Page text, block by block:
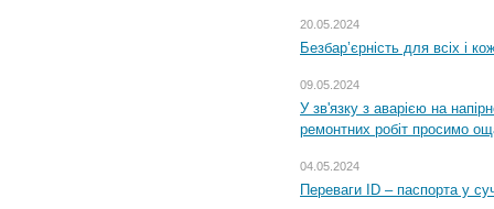
20.05.2024
Безбар’єрність для всіх і
09.05.2024
У зв'язку з аварією на
ремонтних робіт просимо
04.05.2024
Переваги ID – паспорта у